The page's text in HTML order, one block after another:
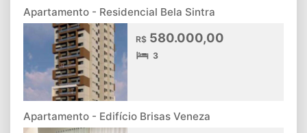
Apartamento - Residencial Bela Sintra
R$ 580.000,00
3
Apartamento - Edifício Brisas Veneza